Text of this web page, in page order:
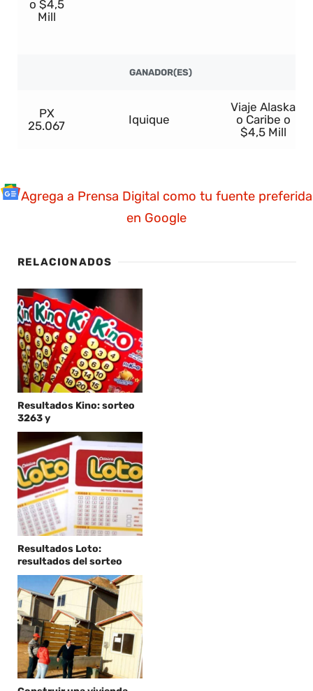
o $4,5
Mill
GANADOR(ES)
PX
25.067
Iquique
Viaje Alaska
o Caribe o
$4,5 Mill
Agrega a Prensa Digital como tu fuente preferida
en Google
RELACIONADOS
Resultados Kino: sorteo
3263 y
Resultados Loto:
resultados del sorteo